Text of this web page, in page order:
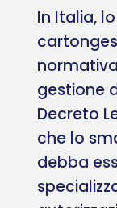
In Italia,
gestione
Decreto
che lo
debba